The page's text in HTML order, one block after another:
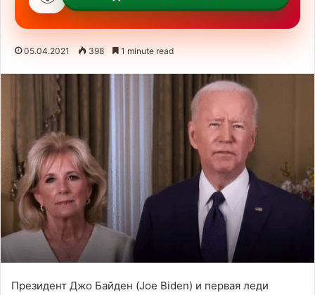
05.04.2021 398 1 minute read
Президент Джо Байден (Joe Biden) и первая леди